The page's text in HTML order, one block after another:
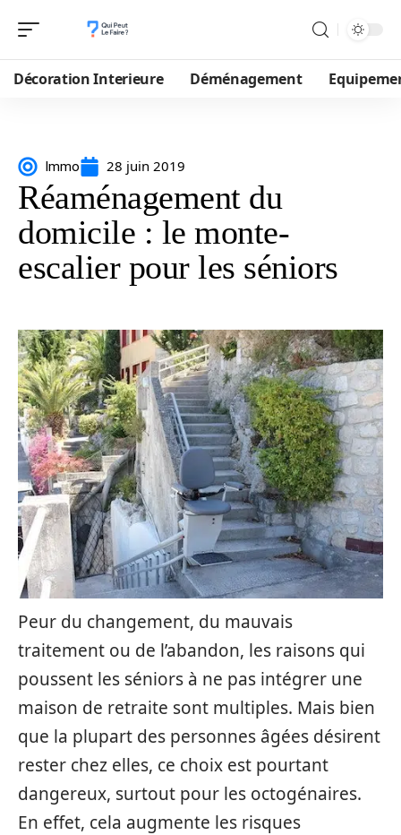
Décoration Interieure Déménagement
Immo 28 juin 2019
Réaménagement du
domicile : le monte-
escalier pour les séniors
Peur du changement, du mauvais
traitement ou de l’abandon, les raisons qui
poussent les séniors à ne pas intégrer une
maison de retraite sont multiples. Mais bien
que la plupart des personnes âgées désirent
rester chez elles, ce choix est pourtant
dangereux, surtout pour les octogénaires.
En effet, cela augmente les risques